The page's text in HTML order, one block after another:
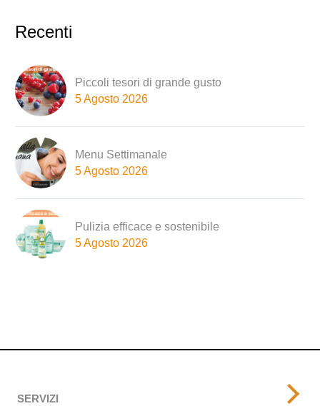
Recenti
Piccoli tesori di grande gusto
5 Agosto 2026
Menu Settimanale
5 Agosto 2026
Pulizia efficace e sostenibile
5 Agosto 2026
SERVIZI